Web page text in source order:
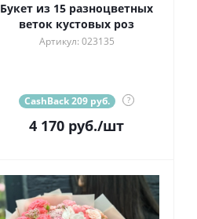
Букет из 15 разноцветных
веток кустовых роз
Артикул: 023135
CashBack 209 руб. ?
4 170 руб./шт